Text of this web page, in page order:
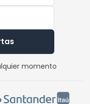
momento